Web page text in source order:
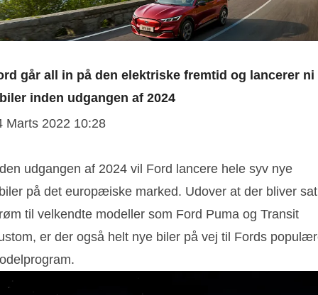
går all in på den elektriske fremtid og lancerer ni
inden udgangen af 2024
Marts 2022 10:28
udgangen af 2024 vil Ford lancere hele syv nye
på det europæiske marked. Udover at der bliver sat
til velkendte modeller som Ford Puma og Transit
er der også helt nye biler på vej til Fords